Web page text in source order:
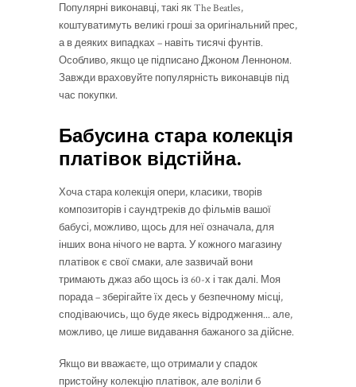
Популярні виконавці, такі як The Beatles,
коштуватимуть великі гроші за оригінальний прес,
а в деяких випадках – навіть тисячі фунтів.
Особливо, якщо це підписано Джоном Ленноном.
Завжди враховуйте популярність виконавців під
час покупки.
Бабусина стара колекція
платівок відстійна.
Хоча стара колекція опери, класики, творів
композиторів і саундтреків до фільмів вашої
бабусі, можливо, щось для неї означала, для
інших вона нічого не варта. У кожного магазину
платівок є свої смаки, але зазвичай вони
тримають джаз або щось із 60-х і так далі. Моя
порада – зберігайте їх десь у безпечному місці,
сподіваючись, що буде якесь відродження... але,
можливо, це лише видавання бажаного за дійсне.
Якщо ви вважаєте, що отримали у спадок
пристойну колекцію платівок, але воліли б